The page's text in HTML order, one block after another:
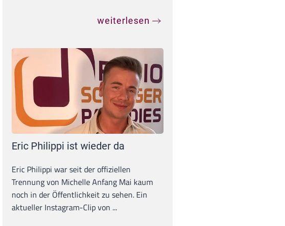
weiterlesen
Eric Philippi ist wieder da
Eric Philippi war seit der offiziellen
Trennung von Michelle Anfang Mai kaum
noch in der Öffentlichkeit zu sehen. Ein
aktueller Instagram-Clip von ...